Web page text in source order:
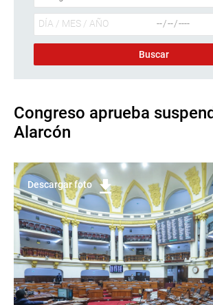
Congreso aprueba
Alarcón
Descargar foto